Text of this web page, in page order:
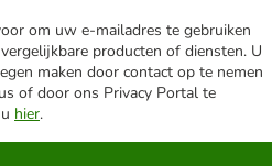
om uw e-mailadres te gebruiken
producten of diensten. U
maken door contact op te nemen
of door ons Privacy Portal te
hier.